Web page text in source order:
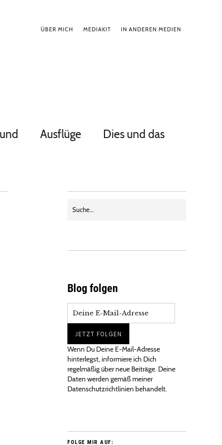
ÜBER MICH MEDIAKIT IN ANDEREN MEDIEN
Ausflüge Dies und das
Blog folgen
Wenn Du Deine E-Mail-Adresse
hinterlegst, informiere ich Dich
regelmäßig über neue Beiträge. Deine
Daten werden gemäß meiner
Datenschutzrichtlinien behandelt.
FOLGE MIR AUF: